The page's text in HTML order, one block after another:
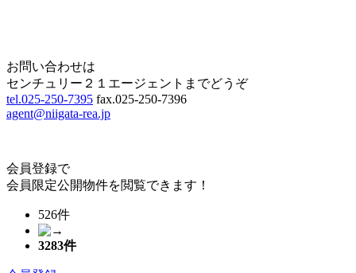
お問い合わせは
センチュリー２１エージェントまでどうぞ
tel.025-250-7395 fax.025-250-7396
agent@niigata-rea.jp
会員登録で
会員限定公開物件を閲覧できます！
526件
3283件